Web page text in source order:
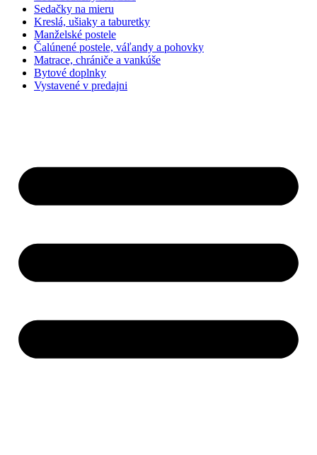
Sedačky na mieru
Kreslá, ušiaky a taburetky
Manželské postele
Čalúnené postele, váľandy a pohovky
Matrace, chrániče a vankúše
Bytové doplnky
Vystavené v predajni